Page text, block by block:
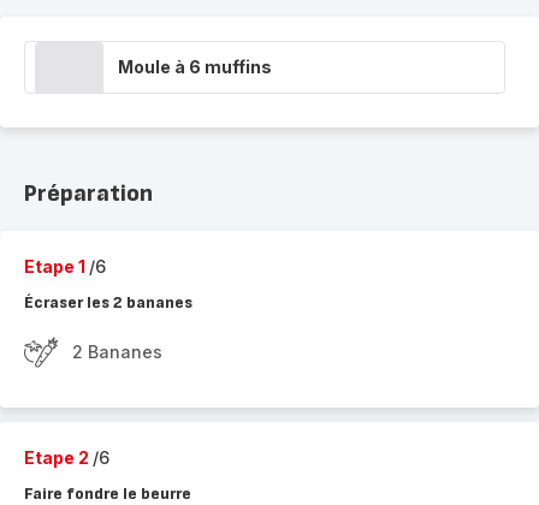
Moule à 6 muffins
Préparation
Etape 1 /6
Écraser les 2 bananes
2 Bananes
Etape 2 /6
Faire fondre le beurre